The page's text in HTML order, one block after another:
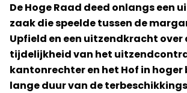
De Hoge Raad deed onlangs een
zaak die speelde tussen de
Upfield en een uitzendkracht over
tijdelijkheid van het
kantonrechter en het Hof in hoger
lange duur van de